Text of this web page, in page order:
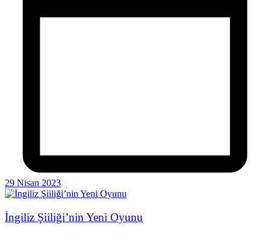
29 Nisan 2023
İngiliz Şiiliği’nin Yeni Oyunu